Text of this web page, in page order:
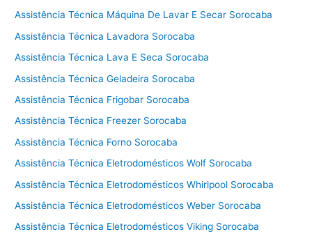
n
i
a
a
d
g
a
Assistência Técnica Máquina De Lavar E Secar Sorocaba
Assistência Técnica Lavadora Sorocaba
Assistência Técnica Lava E Seca Sorocaba
Assistência Técnica Geladeira Sorocaba
Assistência Técnica Frigobar Sorocaba
Assistência Técnica Freezer Sorocaba
Assistência Técnica Forno Sorocaba
Assistência Técnica Eletrodomésticos Wolf Sorocaba
Assistência Técnica Eletrodomésticos Whirlpool Sorocaba
Assistência Técnica Eletrodomésticos Weber Sorocaba
Assistência Técnica Eletrodomésticos Viking Sorocaba